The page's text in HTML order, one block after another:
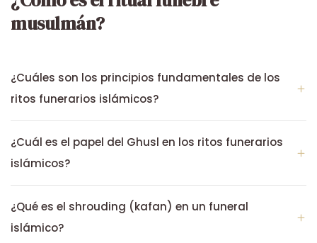
musulmán?
¿Cuáles son los principios fundamentales de los
ritos funerarios islámicos?
¿Cuál es el papel del Ghusl en los ritos funerarios
islámicos?
¿Qué es el shrouding (kafan) en un funeral
islámico?